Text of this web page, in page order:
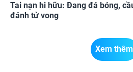
Tai nạn hi hữu: Đang đá bóng,
đánh tử vong
Xem thêm